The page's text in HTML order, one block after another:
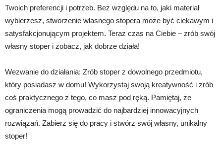
Twoich preferencji i potrzeb. Bez względu na to, jaki materiał
wybierzesz, stworzenie własnego stopera może być ciekawym i
satysfakcjonującym projektem. Teraz czas na Ciebie – zrób swój
własny stoper i zobacz, jak dobrze działa!
Wezwanie do działania: Zrób stoper z dowolnego przedmiotu,
który posiadasz w domu! Wykorzystaj swoją kreatywność i zrób
coś praktycznego z tego, co masz pod ręką. Pamiętaj, że
ograniczenia mogą prowadzić do najbardziej innowacyjnych
rozwiązań. Zabierz się do pracy i stwórz swój własny, unikalny
stoper!